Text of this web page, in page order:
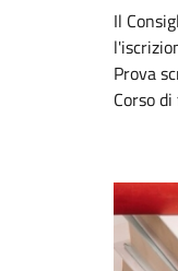
Il
Prova
Corso